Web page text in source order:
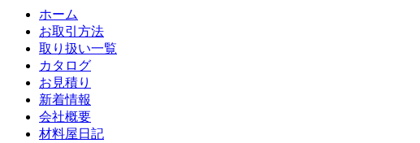
ホーム
お取引方法
取り扱い一覧
カタログ
お見積り
新着情報
会社概要
材料屋日記